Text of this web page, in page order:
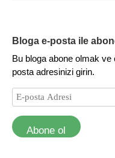
Bloga e-posta ile
Bu bloga abone olmak
posta adresinizi girin.
Abone ol